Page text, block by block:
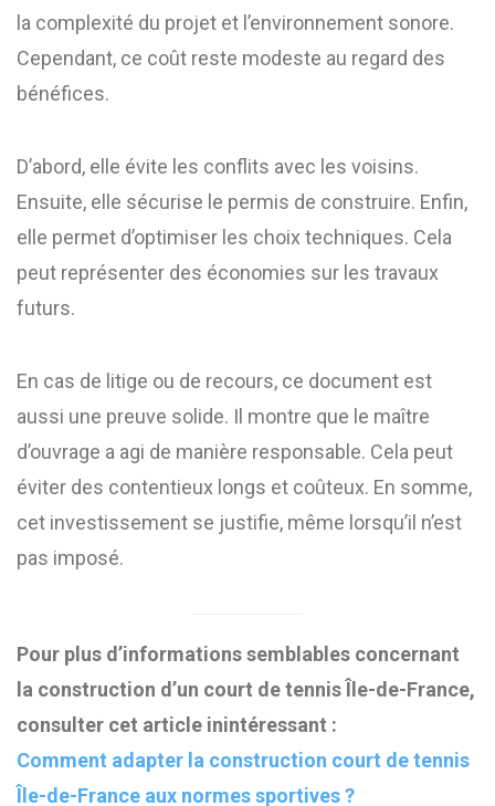
la complexité du projet et l’environnement sonore.
Cependant, ce coût reste modeste au regard des
bénéfices.
D’abord, elle évite les conflits avec les voisins.
Ensuite, elle sécurise le permis de construire. Enfin,
elle permet d’optimiser les choix techniques. Cela
peut représenter des économies sur les travaux
futurs.
En cas de litige ou de recours, ce document est
aussi une preuve solide. Il montre que le maître
d’ouvrage a agi de manière responsable. Cela peut
éviter des contentieux longs et coûteux. En somme,
cet investissement se justifie, même lorsqu’il n’est
pas imposé.
Pour plus d’informations semblables concernant
la construction d’un court de tennis Île-de-France,
consulter cet article inintéressant :
Comment adapter la construction court de tennis
Île-de-France aux normes sportives ?